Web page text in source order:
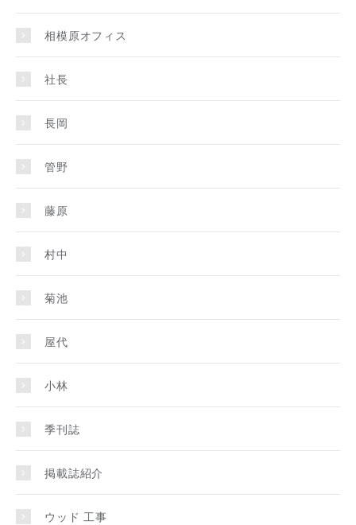
相模原オフィス
社長
長岡
管野
藤原
村中
菊池
屋代
小林
季刊誌
掲載誌紹介
ウッド 工事